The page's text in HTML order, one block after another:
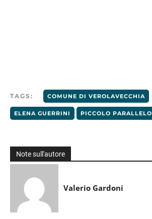
TAGS: COMUNE DI VEROLAVECCHIA
ELENA GUERRINI PICCOLO PARALLELO
Note sull'autore
Valerio Gardoni